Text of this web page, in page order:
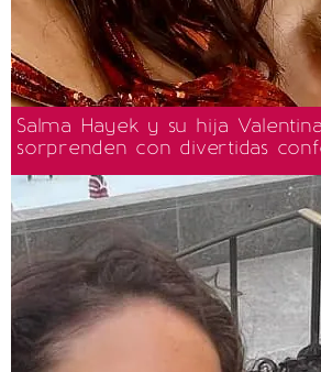
Salma Hayek y su hija
sorprenden con divertidas